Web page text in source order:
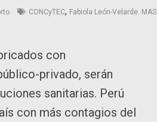
CONCyTEC, Fabiola León-Velarde. MASI
con
privado, serán
sanitarias. Perú
con más contagios del